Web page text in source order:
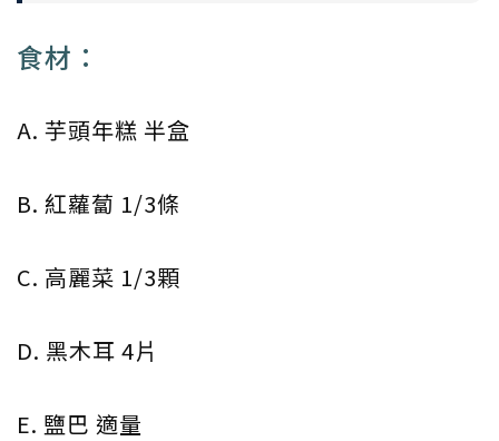
食材：
A. 芋頭年糕 半盒
B. 紅蘿蔔 1/3條
C. 高麗菜 1/3顆
D. 黑木耳 4片
E. 鹽巴 適量